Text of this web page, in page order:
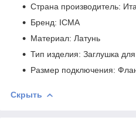
Страна производитель:
Бренд: ICMA
Материал: Латунь
Тип изделия: Заглушка для
Размер подключения:
Скрыть